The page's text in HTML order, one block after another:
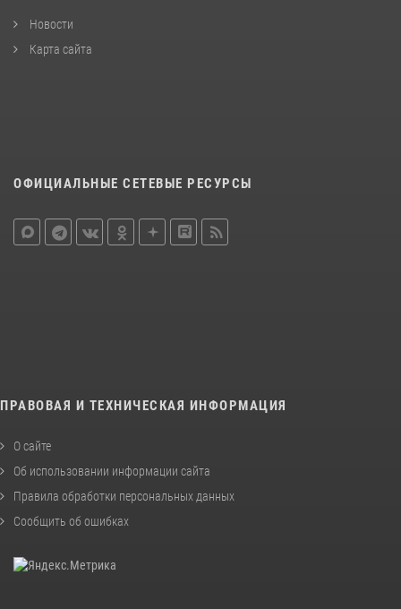
Новости
Карта сайта
ОФИЦИАЛЬНЫЕ СЕТЕВЫЕ РЕСУРСЫ
ПРАВОВАЯ И ТЕХНИЧЕСКАЯ ИНФОРМАЦИЯ
О сайте
Об использовании информации сайта
Правила обработки персональных данных
Сообщить об ошибках